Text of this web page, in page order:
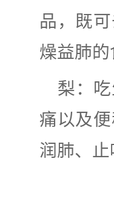
品，既
燥益肺的
梨：
痛以及
润肺、止